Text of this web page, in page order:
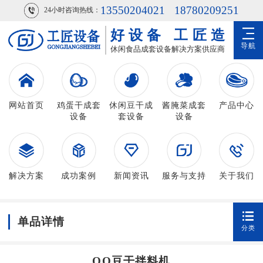
24小时咨询热线： 13550204021 18780209251
好设备 工匠造
休闲食品成套设备解决方案供应商 导航
网站首页
鸡蛋干成套
设备
休闲豆干成
套设备
酱腌菜成套
设备
产品中心
解决方案 成功案例 新闻资讯 服务与支持 关于我们
单品详情
分类